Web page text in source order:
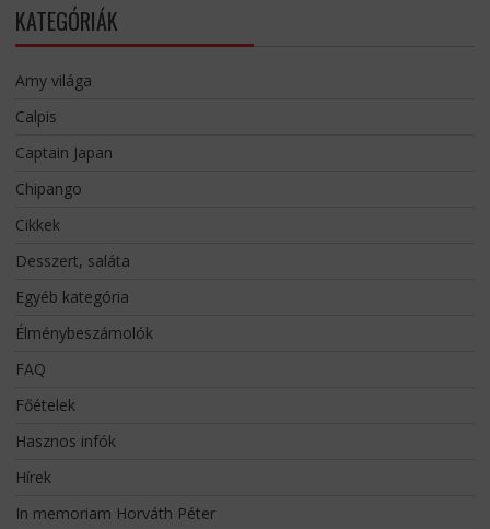
KATEGÓRIÁK
Amy világa
Calpis
Captain Japan
Chipango
Cikkek
Desszert, saláta
Egyéb kategória
Élménybeszámolók
FAQ
Főételek
Hasznos infók
Hírek
In memoriam Horváth Péter